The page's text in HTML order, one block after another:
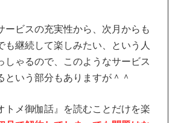
ービスの充実性から、次月からも
も継続して楽しみたい、という人
しゃるので、このようなサービス
という部分もありますが＾＾
トメ御伽話』を読むことだけを楽